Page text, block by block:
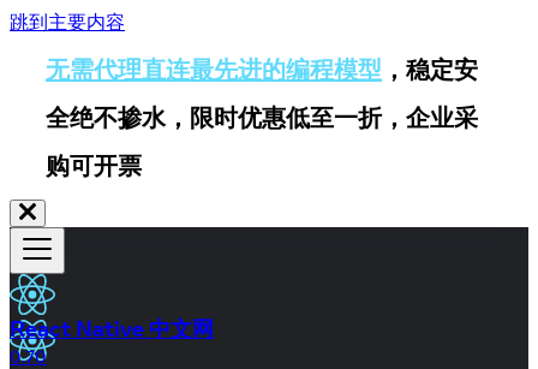
跳到主要内容
无需代理直连最先进的编程模型 ，稳定安
全绝不掺水，限时优惠低至一折，企业采
购可开票
React Native 中文网
0.70